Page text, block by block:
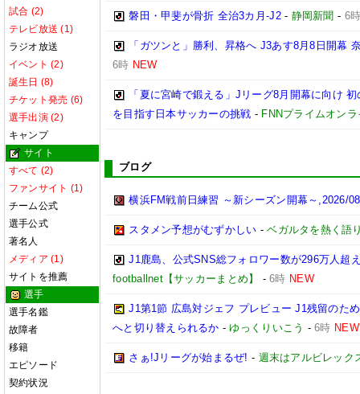
試合 (2)
テレビ放送 (1)
ラジオ放送
イベント (2)
誕生日 (8)
チケット発売 (6)
選手出演 (2)
キャンプ
サイト
すべて (2)
ファンサイト (1)
チーム公式
選手公式
著名人
メディア (1)
サイトを推薦
選手
選手名鑑
故障者
移籍
エピソード
契約状況
磐田・甲斐が骨折 全治3カ月-J2- 静岡新聞 - 6
「ガツンと」勝利、昇格へ J3あす8月8日開幕
6時 NEW
「夏に宮崎で鍛える」Jリーグ8月開幕に向け
を目指す日本サッカーの挑戦 - FNNプライムオンラ
ブログ
横浜FM戦前日練習 ～新シーズン開幕～,2026/
スタメン予想がむずかしい -ベガルタを熱く語
J1鹿島、公式SNS総フォロワー数が296万人超
footballnet【サッカーまとめ】
-6時 NEW
J1第1節 広島対ジェフ プレビュー J1残留のた
へと切り替えられるか -ゆっくりいこう -6時 NEW
さぁ!Jリーグが始まるぜ! - 週末はアルビレック